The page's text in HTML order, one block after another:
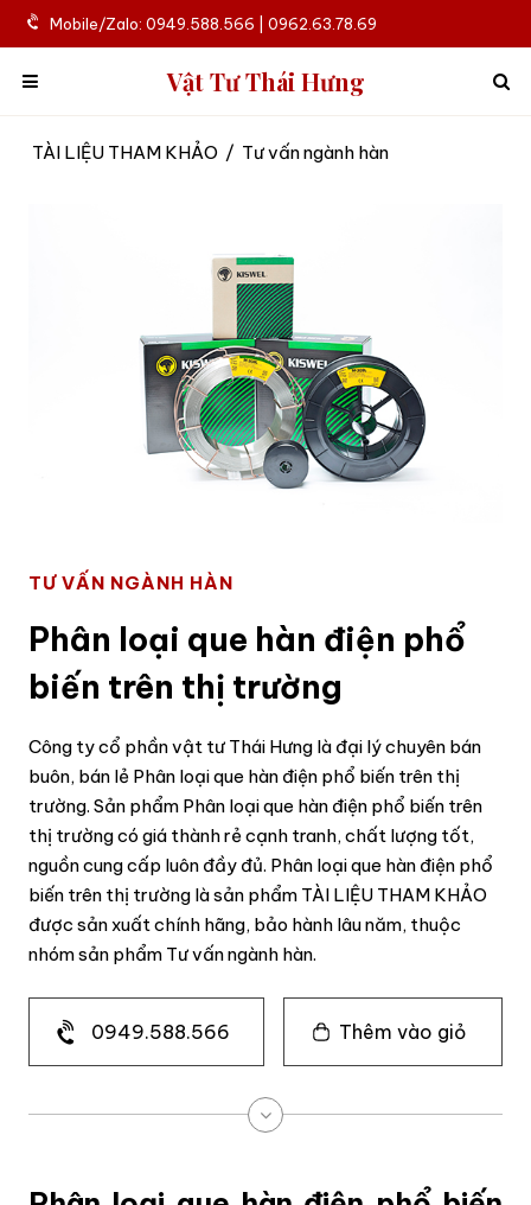
Mobile/Zalo: 0949.588.566 | 0962.63.78.69
Vật Tư Thái Hưng
TÀI LIỆU THAM KHẢO / Tư vấn ngành hàn
TƯ VẤN NGÀNH HÀN
Phân loại que hàn điện phổ
biến trên thị trường
Công ty cổ phần vật tư Thái Hưng là đại lý chuyên bán
buôn, bán lẻ Phân loại que hàn điện phổ biến trên thị
trường. Sản phẩm Phân loại que hàn điện phổ biến trên
thị trường có giá thành rẻ cạnh tranh, chất lượng tốt,
nguồn cung cấp luôn đầy đủ. Phân loại que hàn điện phổ
biến trên thị trường là sản phẩm TÀI LIỆU THAM KHẢO
được sản xuất chính hãng, bảo hành lâu năm, thuộc
nhóm sản phẩm Tư vấn ngành hàn.
0949.588.566 Thêm vào giỏ